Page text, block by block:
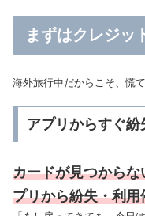
まずはクレジッ
海外旅行中だからこそ、慌
アプリからすぐ紛
カードが見つから
プリから紛失・利用